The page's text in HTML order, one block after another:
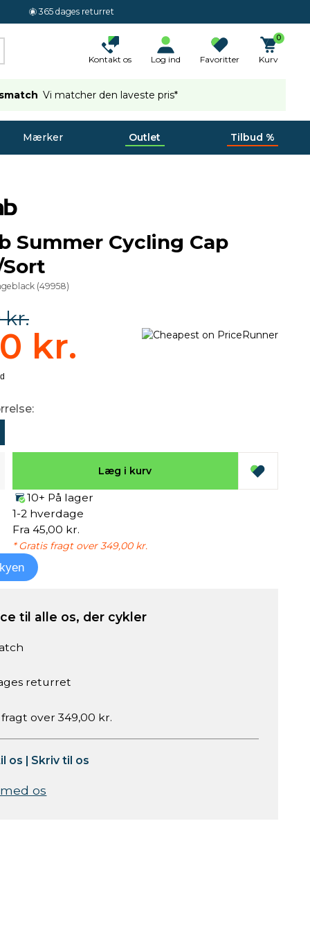
365 dages returret
Kontakt os Log ind Favoritter
0
Kurv
Vi matcher den laveste pris*
Mærker Outlet Tilbud %
Summer Cycling Cap
(49958)
kr.
kr.
Læg i kurv
10+ På lager
1-2 hverdage
Fra 45,00 kr.
* Gratis fragt over 349,00 kr.
til alle os, der cykler
returret
fragt over 349,00 kr.
os | Skriv til os
os